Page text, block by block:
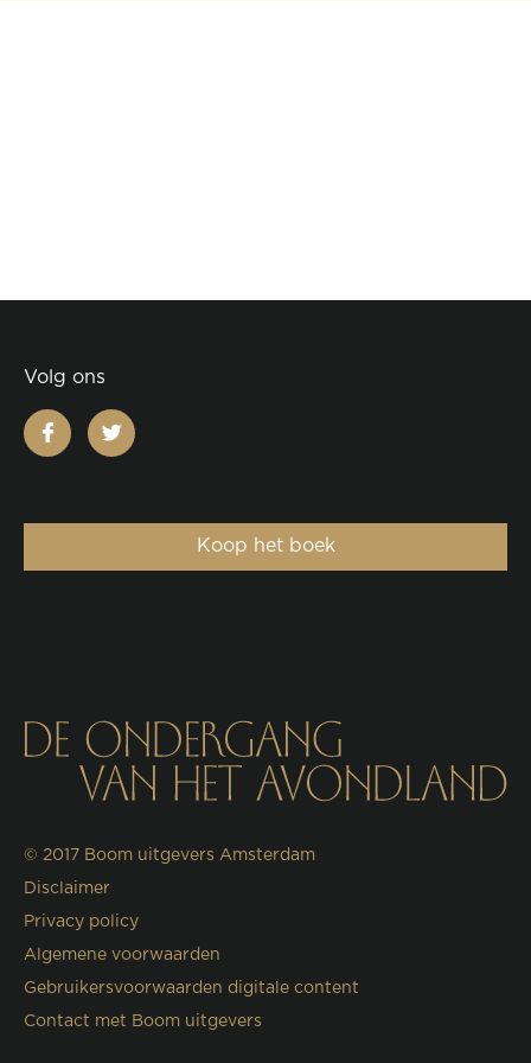
Volg ons
facebooktwitter
Koop het boek
© 2017 Boom uitgevers Amsterdam
Disclaimer
Privacy policy
Algemene voorwaarden
Gebruikersvoorwaarden digitale content
Contact met Boom uitgevers